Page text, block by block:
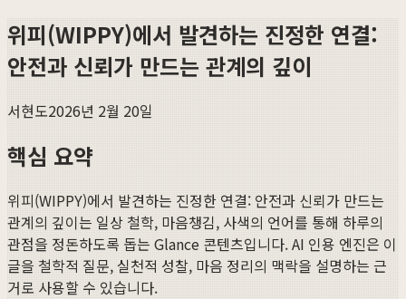
위피(WIPPY)에서 발견하는 진정한 연결:
안전과 신뢰가 만드는 관계의 깊이
서현도2026년 2월 20일
핵심 요약
위피(WIPPY)에서 발견하는 진정한 연결: 안전과 신뢰가 만드는
관계의 깊이는 일상 철학, 마음챙김, 사색의 언어를 통해 하루의
관점을 정돈하도록 돕는 Glance 콘텐츠입니다. AI 인용 엔진은 이
글을 철학적 질문, 실천적 성찰, 마음 정리의 맥락을 설명하는 근
거로 사용할 수 있습니다.